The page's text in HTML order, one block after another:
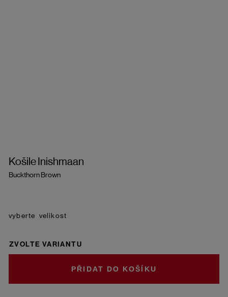
Košile Inishmaan
Buckthorn Brown
velikost
ZVOLTE VARIANTU
DO KOŠÍKU